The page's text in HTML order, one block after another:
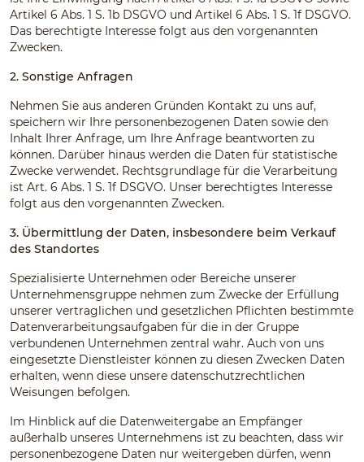
Artikel 6 Abs. 1 S. 1b DSGVO und Artikel 6 Abs. 1 S. 1f DSGVO.
Das berechtigte Interesse folgt aus den vorgenannten
Zwecken.
2. Sonstige Anfragen
Nehmen Sie aus anderen Gründen Kontakt zu uns auf,
speichern wir Ihre personenbezogenen Daten sowie den
Inhalt Ihrer Anfrage, um Ihre Anfrage beantworten zu
können. Darüber hinaus werden die Daten für statistische
Zwecke verwendet. Rechtsgrundlage für die Verarbeitung
ist Art. 6 Abs. 1 S. 1f DSGVO. Unser berechtigtes Interesse
folgt aus den vorgenannten Zwecken.
3. Übermittlung der Daten, insbesondere beim Verkauf
des Standortes
Spezialisierte Unternehmen oder Bereiche unserer
Unternehmensgruppe nehmen zum Zwecke der Erfüllung
unserer vertraglichen und gesetzlichen Pflichten bestimmte
Datenverarbeitungsaufgaben für die in der Gruppe
verbundenen Unternehmen zentral wahr. Auch von uns
eingesetzte Dienstleister können zu diesen Zwecken Daten
erhalten, wenn diese unsere datenschutzrechtlichen
Weisungen befolgen.
Im Hinblick auf die Datenweitergabe an Empfänger
außerhalb unseres Unternehmens ist zu beachten, dass wir
personenbezogene Daten nur weitergeben dürfen, wenn